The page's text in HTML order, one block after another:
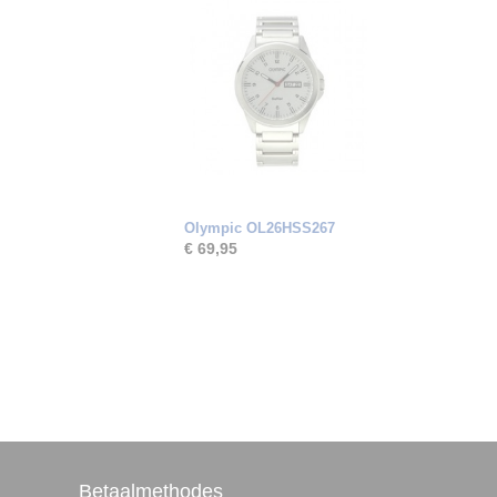
Olympic OL26HSS267
€ 69,95
Betaalmethodes